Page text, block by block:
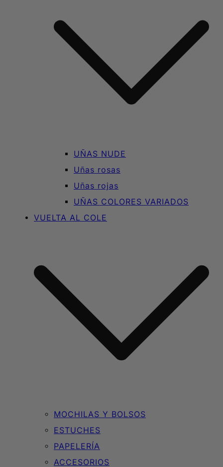
UÑAS NUDE
Uñas rosas
Uñas rojas
UÑAS COLORES VARIADOS
VUELTA AL COLE
MOCHILAS Y BOLSOS
ESTUCHES
PAPELERÍA
ACCESORIOS